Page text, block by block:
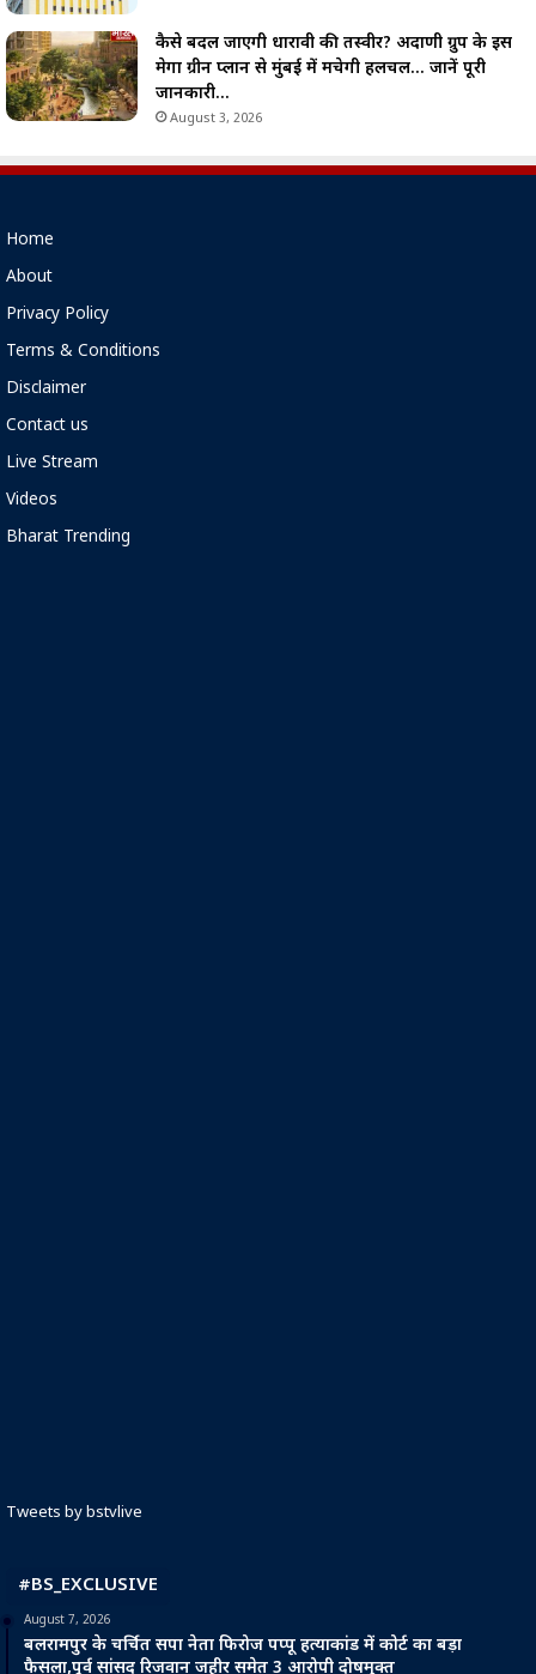
कैसे बदल जाएगी धारावी की तस्वीर? अदाणी ग्रुप के इस
मेगा ग्रीन प्लान से मुंबई में मचेगी हलचल… जानें पूरी
जानकारी…
August 3, 2026
Home
About
Privacy Policy
Terms & Conditions
Disclaimer
Contact us
Live Stream
Videos
Bharat Trending
Tweets by bstvlive
#BS_EXCLUSIVE
August 7, 2026
बलरामपुर के चर्चित सपा नेता फिरोज पप्पू हत्याकांड में कोर्ट का बड़ा
फैसला,पूर्व सांसद रिजवान जहीर समेत 3 आरोपी दोषमुक्त